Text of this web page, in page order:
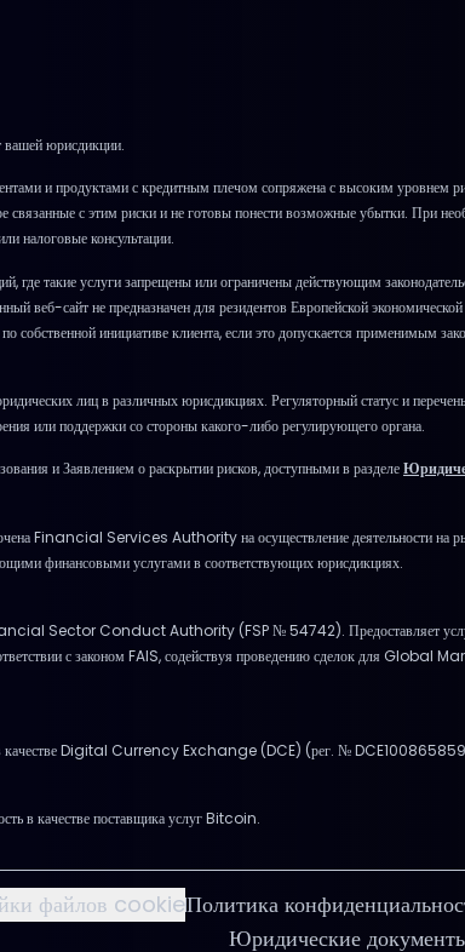
вашей юрисдикции.
и продуктами с кредитным плечом сопряжена с высоким уровнем
связанные с этим риски и не готовы понести возможные убытки. При
налоговые консультации.
где такие услуги запрещены или ограничены действующим
веб-сайт не предназначен для резидентов Европейской
инициативе клиента, если это допускается применимым
лиц в различных юрисдикциях. Регуляторный статус и
или поддержки со стороны какого-либо регулирующего органа.
и Заявлением о раскрытии рисков, доступными в разделе
Financial Services Authority на осуществление деятельности на
финансовыми услугами в соответствующих юрисдикциях.
Sector Conduct Authority (FSP № 54742). Предоставляет
с законом FAIS, содействуя проведению сделок для Global
в качестве Digital Currency Exchange (DCE) (рег. №
в качестве поставщика услуг Bitcoin.
файлов cookieПолитика
Юридические